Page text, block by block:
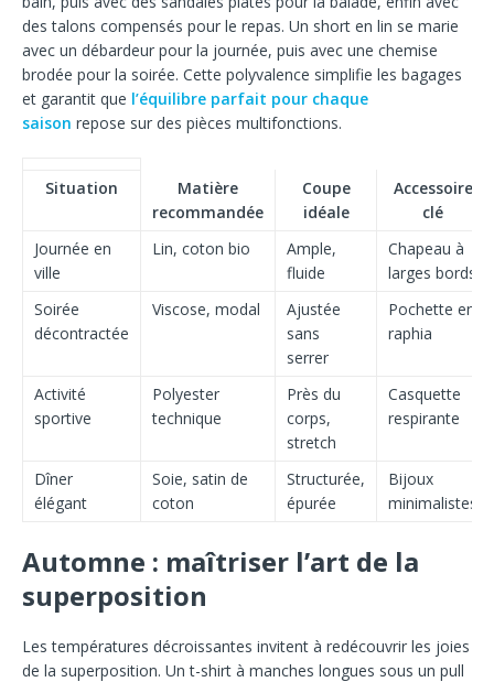
des talons compensés pour le repas. Un short en lin se marie
avec un débardeur pour la journée, puis avec une chemise
brodée pour la soirée. Cette polyvalence simplifie les bagages
et garantit que l’équilibre parfait pour chaque
saison repose sur des pièces multifonctions.
Situation
Matière
recommandée
Coupe
idéale
Accessoire
clé
Journée en
ville
Lin, coton bio
Ample,
fluide
Chapeau à
larges bords
Soirée
décontractée
Viscose, modal
Ajustée
sans
serrer
Pochette en
raphia
Activité
sportive
Polyester
technique
Près du
corps,
stretch
Casquette
respirante
Dîner
élégant
Soie, satin de
coton
Structurée,
épurée
Bijoux
minimalistes
Automne : maîtriser l’art de la
superposition
Les températures décroissantes invitent à redécouvrir les joies
de la superposition. Un t-shirt à manches longues sous un pull